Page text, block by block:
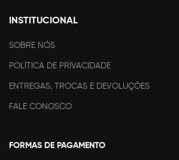
INSTITUCIONAL
SOBRE NÓS
POLÍTICA DE PRIVACIDADE
ENTREGAS, TROCAS E DEVOLUÇÕES
FALE CONOSCO
FORMAS DE PAGAMENTO